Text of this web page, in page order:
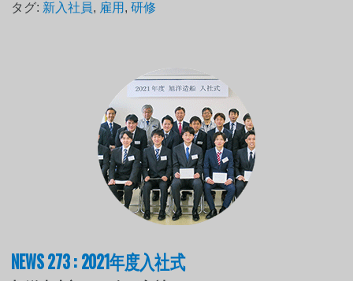
タグ: 新入社員, 雇用 ,研修
NEWS 273 : 2021年度入社式